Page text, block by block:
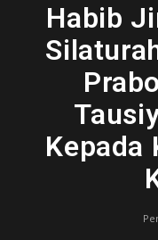
Habib
Kepada